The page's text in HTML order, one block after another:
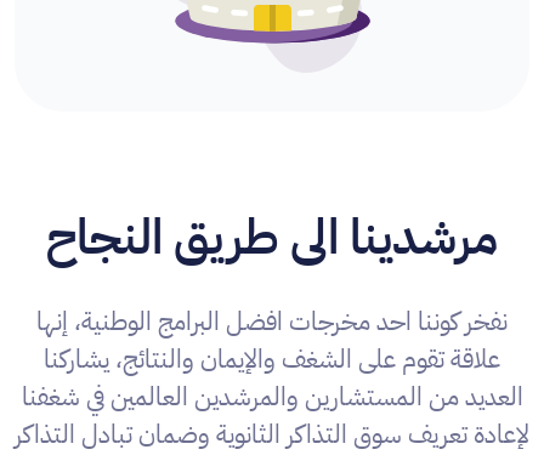
مرشدينا الى طريق النجاح
نفخر كوننا احد مخرجات افضل البرامج الوطنية، إنها
علاقة تقوم على الشغف والإيمان والنتائج، يشاركنا
العديد من المستشارين والمرشدين العالمين في شغفنا
لإعادة تعريف سوق التذاكر الثانوية وضمان تبادل التذاكر